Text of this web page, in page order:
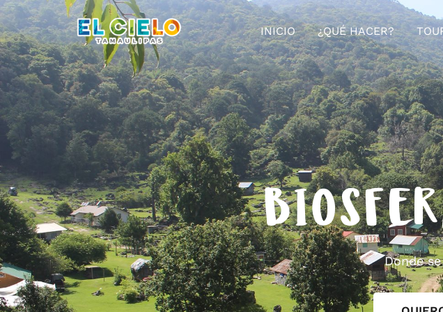
INICIO ¿QUÉ HACER?
Donde